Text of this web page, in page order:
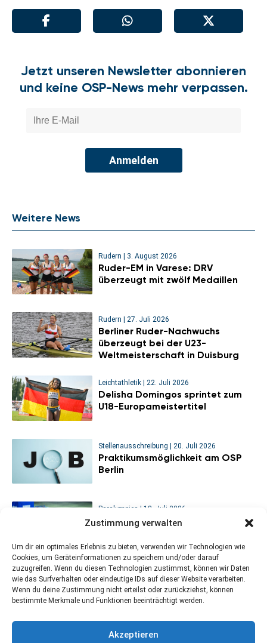
Zustimmung verwalten
Um dir ein optimales Erlebnis zu bieten, verwenden wir Technologien wie
Cookies, um Geräteinformationen zu speichern und/oder darauf
zuzugreifen. Wenn du diesen Technologien zustimmst, können wir Daten
wie das Surfverhalten oder eindeutige IDs auf dieser Website verarbeiten.
Wenn du deine Zustimmung nicht erteilst oder zurückziehst, können
bestimmte Merkmale und Funktionen beeinträchtigt werden.
Akzeptieren
Jetzt unseren Newsletter abonnieren
und keine OSP-News mehr verpassen.
Anmelden
Weitere News
Rudern 3. August 2026
Ruder-EM in Varese: DRV
überzeugt mit zwölf Medaillen
Rudern | 27. Juli 2026
Berliner Ruder-Nachwuchs
überzeugt bei der U23-
Weltmeisterschaft in Duisburg
Leichtathletik | 22. Juli 2026
Delisha Domingos sprintet zum
U18-Europameistertitel
Stellenausschreibung | 20. Juli 2026
Praktikumsmöglichkeit am OSP
Berlin
Paralympics | 18. Juli 2026
Sitzvolleyball-WM: Viertelfinal-